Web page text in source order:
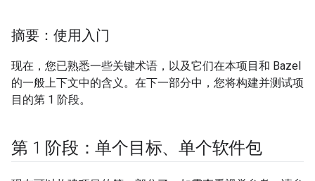
摘要：使用入门
现在，您已熟悉一些关键术语，以及它们在本项目和 Bazel
的一般上下文中的含义。在下一部分中，您将构建并测试项
目的第 1 阶段。
第 1 阶段：单个目标、单个软件包